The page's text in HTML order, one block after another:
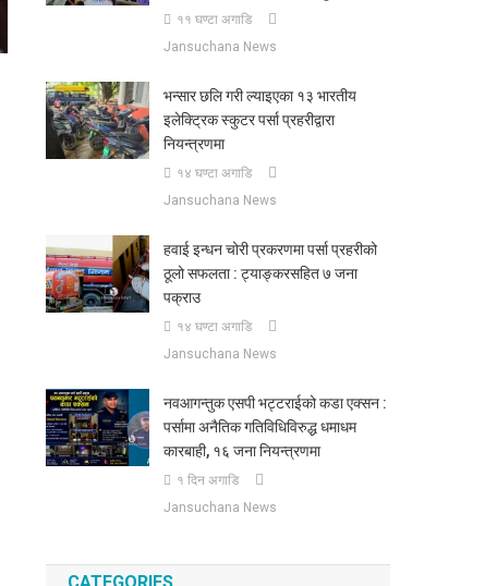
११ घण्टा अगाडि
Jansuchana News
भन्सार छलि गरी ल्याइएका १३ भारतीय
इलेक्ट्रिक स्कुटर पर्सा प्रहरीद्वारा
नियन्त्रणमा
१४ घण्टा अगाडि
Jansuchana News
हवाई इन्धन चोरी प्रकरणमा पर्सा प्रहरीको
ठूलो सफलता : ट्याङ्करसहित ७ जना
पक्राउ
१४ घण्टा अगाडि
Jansuchana News
नवआगन्तुक एसपी भट्टराईको कडा एक्सन :
पर्सामा अनैतिक गतिविधिविरुद्ध धमाधम
कारबाही, १६ जना नियन्त्रणमा
१ दिन अगाडि
Jansuchana News